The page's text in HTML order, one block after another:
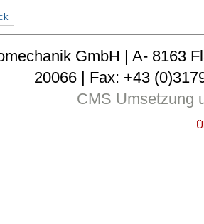
GmbH | A- 8163
20066 | Fax: +43
CMS Umsetzung